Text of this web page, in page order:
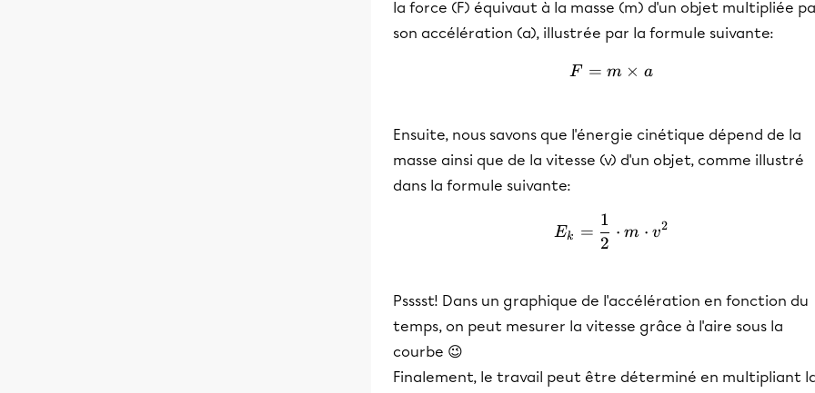
la force (F) équivaut à la masse (m) d'un objet multipliée
son accélération (a), illustrée par la formule suivante:
F = m\times a
F = m × a
Ensuite, nous savons que l'énergie cinétique dépend de la
masse ainsi que de la vitesse (v) d'un objet, comme illustré
dans la formule suivante:
E_k = \frac{1}{2}\cdot
Ek =
2
1
⋅ m ⋅ v2
Psssst! Dans un graphique de l'accélération en fonction du
temps, on peut mesurer la vitesse grâce à l'aire sous la
courbe 😉
Finalement, le travail peut être déterminé en multipliant